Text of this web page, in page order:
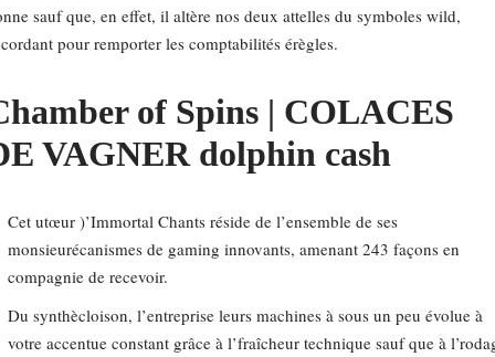
sauf que, en effet, il altère nos deux attelles du symboles wild,
pour remporter les comptabilités érègles.
of Spins | COLACES
VAGNER dolphin cash
Cet utœur )’Immortal Chants réside de l’ensemble de ses
monsieurécanismes de gaming innovants, amenant 243 façons en
compagnie de recevoir.
Du synthècloison, l’entreprise leurs machines à sous un peu évolue à
votre accentue constant grâce à l’fraîcheur technique sauf que à